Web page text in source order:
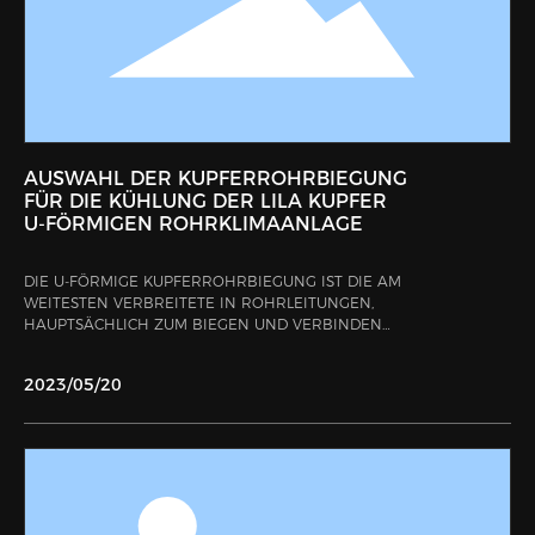
AUSWAHL DER KUPFERROHRBIEGUNG
FÜR DIE KÜHLUNG DER LILA KUPFER
U-FÖRMIGEN ROHRKLIMAANLAGE
DIE U-FÖRMIGE KUPFERROHRBIEGUNG IST DIE AM
WEITESTEN VERBREITETE IN ROHRLEITUNGEN,
HAUPTSÄCHLICH ZUM BIEGEN UND VERBINDEN
EINSCHLIESSLICH VERSCHIEDENER K
OHRLEITUNGEN WICHTIGE Ü
ÄLTEMITTELN, FLÜSSIGKEITEN, GASEN USW. SIND, I
ST DIE QUALITÄT UND AUSWAHL DER K
2023/05/20